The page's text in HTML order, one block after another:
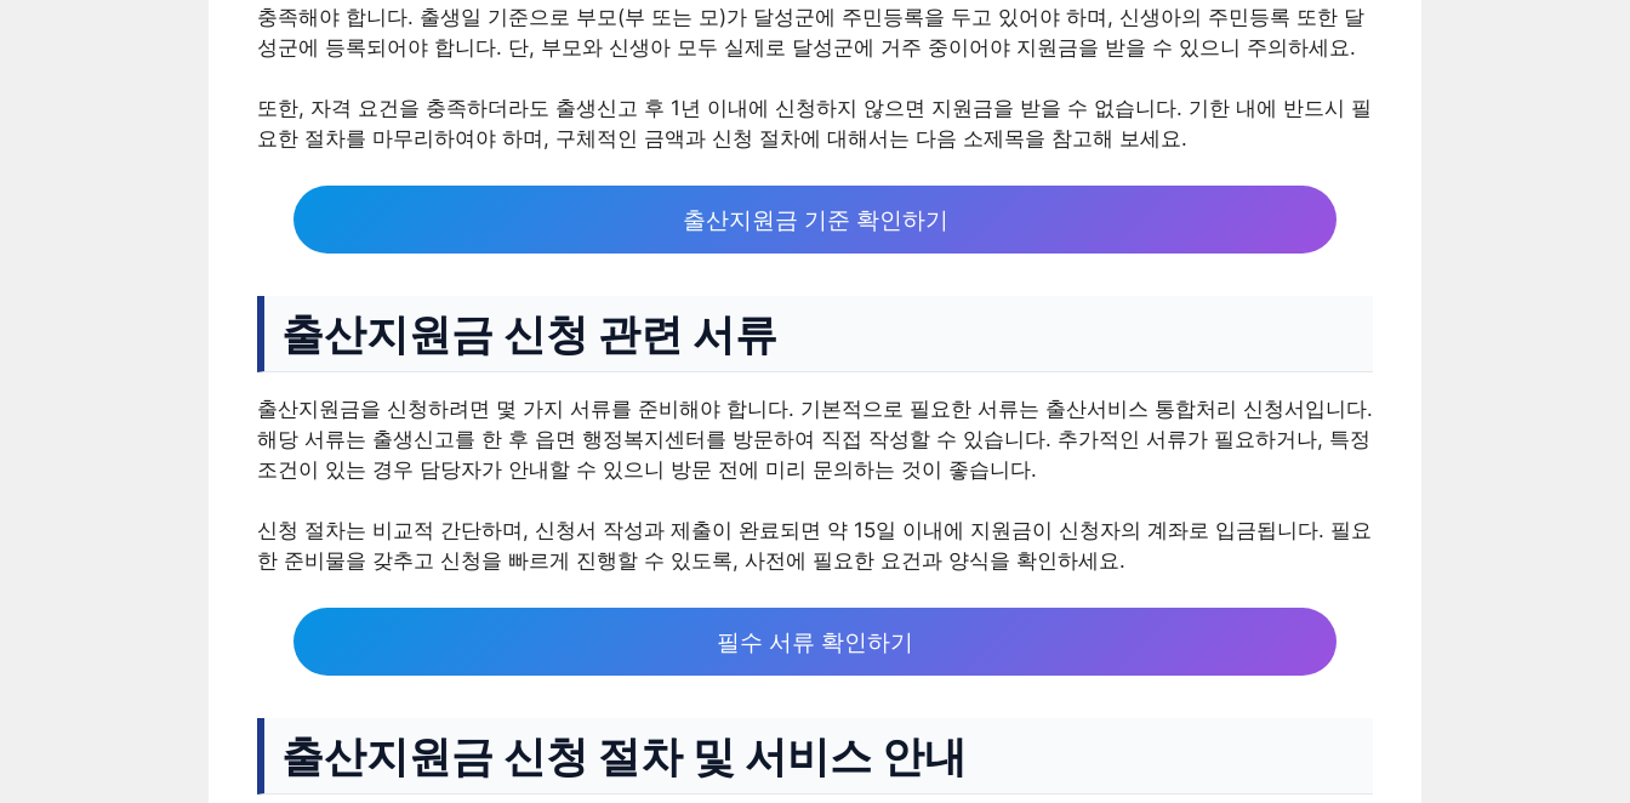
충족해야 합니다. 출생일 기준으로 부모(부 또는 모)가 달성군에 주민등록을 두고 있어야 하며, 신생아의 주민등록 또한 달
성군에 등록되어야 합니다. 단, 부모와 신생아 모두 실제로 달성군에 거주 중이어야 지원금을 받을 수 있으니 주의하세요.
또한, 자격 요건을 충족하더라도 출생신고 후 1년 이내에 신청하지 않으면 지원금을 받을 수 없습니다. 기한 내에 반드시 필
요한 절차를 마무리하여야 하며, 구체적인 금액과 신청 절차에 대해서는 다음 소제목을 참고해 보세요.
출산지원금 기준 확인하기
출산지원금 신청 관련 서류
출산지원금을 신청하려면 몇 가지 서류를 준비해야 합니다. 기본적으로 필요한 서류는 출산서비스 통합처리 신청서입니다.
해당 서류는 출생신고를 한 후 읍면 행정복지센터를 방문하여 직접 작성할 수 있습니다. 추가적인 서류가 필요하거나, 특정
조건이 있는 경우 담당자가 안내할 수 있으니 방문 전에 미리 문의하는 것이 좋습니다.
신청 절차는 비교적 간단하며, 신청서 작성과 제출이 완료되면 약 15일 이내에 지원금이 신청자의 계좌로 입금됩니다. 필요
한 준비물을 갖추고 신청을 빠르게 진행할 수 있도록, 사전에 필요한 요건과 양식을 확인하세요.
필수 서류 확인하기
출산지원금 신청 절차 및 서비스 안내